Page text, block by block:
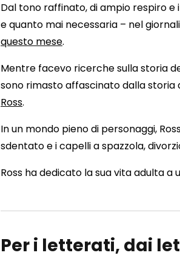
Dal tono raffinato, di ampio respiro e
e quanto mai necessaria – nel
questo mese.
Mentre facevo ricerche sulla storia
sono rimasto affascinato dalla storia
Ross.
In un mondo pieno di personaggi,
sdentato e i capelli a spazzola,
Ross ha dedicato la sua vita adulta a
Per i letterati, dai